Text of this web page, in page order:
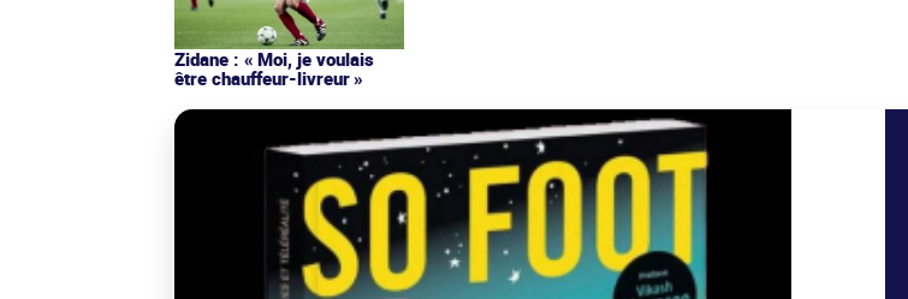
Zidane : « Moi, je voulais
être chauffeur-livreur »